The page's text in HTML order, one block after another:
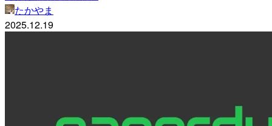
たかやま
2025.12.19